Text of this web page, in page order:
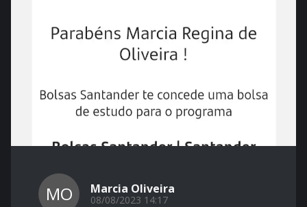
MO Marcia Oliveira
08/08/2023 14:17